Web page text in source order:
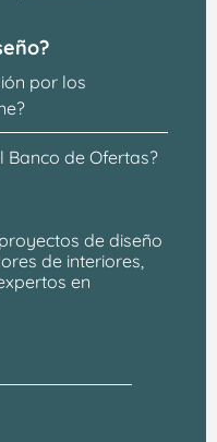
por los
Banco de Ofertas?
de diseño
de interiores,
en